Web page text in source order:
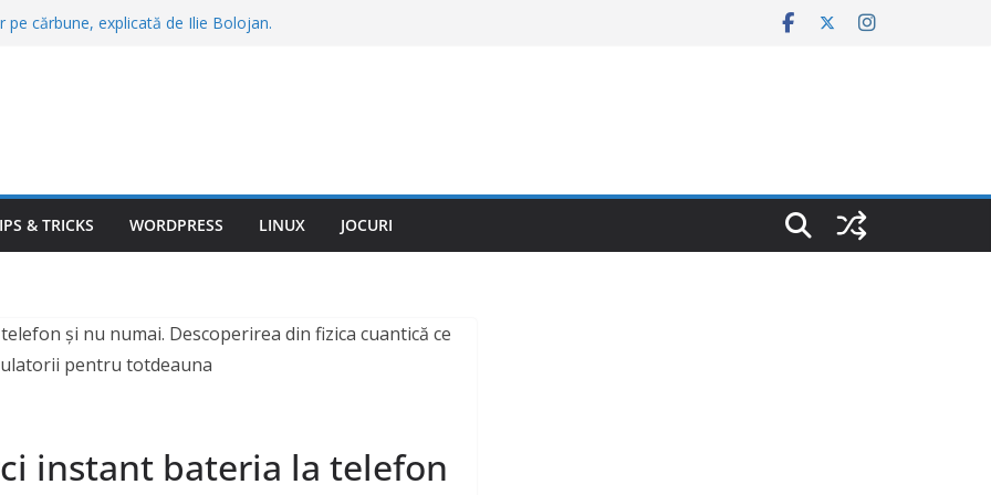
pe cărbune, explicată de Ilie Bolojan.
Tot mai puțini români își fac
turiștii străini
o oglindă în grădină. Explicația are
plantele
& TRICKS WORDPRESS LINUX JOCURI
instant bateria la telefon